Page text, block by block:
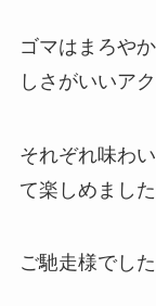
ゴマはまろや
しさがいいア
それぞれ味わ
て楽しめました
ご馳走様でした